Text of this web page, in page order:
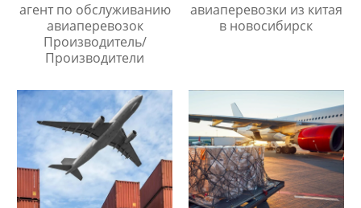
агент по обслуживанию
авиаперевозок
Производитель/
Производители
авиаперевозки из китая
в новосибирск